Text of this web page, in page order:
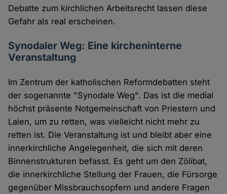
Debatte zum kirchlichen Arbeitsrecht lassen diese
Gefahr als real erscheinen.
Synodaler Weg: Eine kircheninterne
Veranstaltung
Im Zentrum der katholischen Reformdebatten steht
der sogenannte "Synodale Weg". Das ist die medial
höchst präsente Notgemeinschaft von Priestern und
Laien, um zu retten, was vielleicht nicht mehr zu
retten ist. Die Veranstaltung ist und bleibt aber eine
innerkirchliche Angelegenheit, die sich mit deren
Binnenstrukturen befasst. Es geht um den Zölibat,
die innerkirchliche Stellung der Frauen, die Fürsorge
gegenüber Missbrauchsopfern und andere Fragen